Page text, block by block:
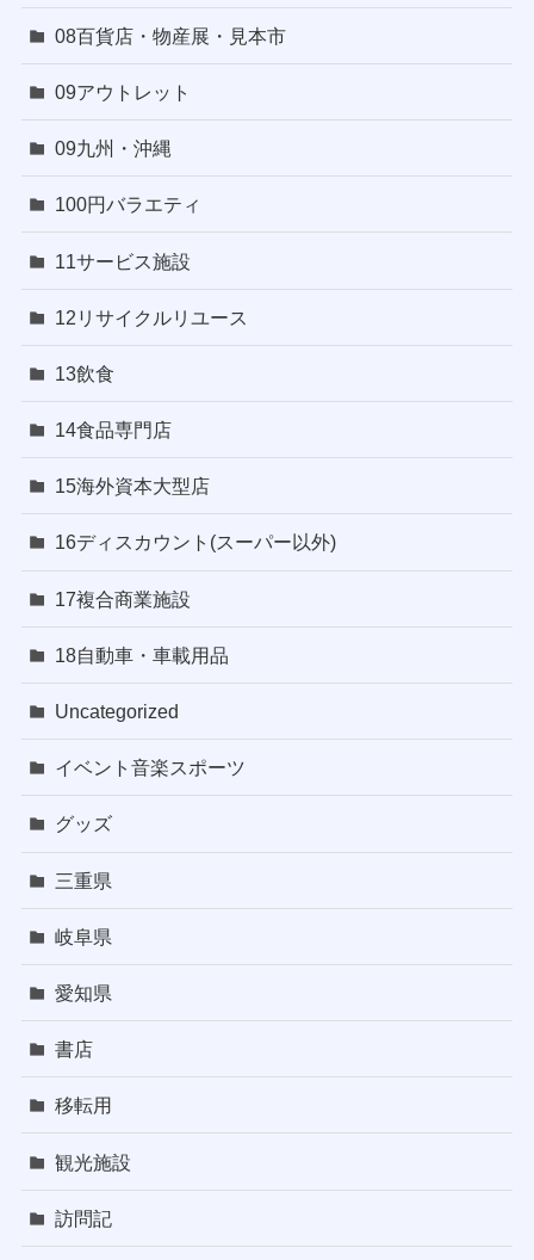
08百貨店・物産展・見本市
09アウトレット
09九州・沖縄
100円バラエティ
11サービス施設
12リサイクルリユース
13飲食
14食品専門店
15海外資本大型店
16ディスカウント(スーパー以外)
17複合商業施設
18自動車・車載用品
Uncategorized
イベント音楽スポーツ
グッズ
三重県
岐阜県
愛知県
書店
移転用
観光施設
訪問記